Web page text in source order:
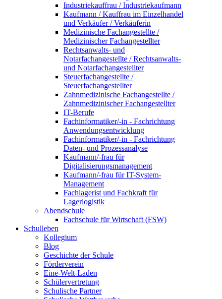
Industriekauffrau / Industriekaufmann
Kaufmann / Kauffrau im Einzelhandel
und Verkäufer / Verkäuferin
Medizinische Fachangestellte /
Medizinischer Fachangestellter
Rechtsanwalts- und
Notarfachangestellte / Rechtsanwalts-
und Notarfachangestellter
Steuerfachangestellte /
Steuerfachangestellter
Zahnmedizinische Fachangestellte /
Zahnmedizinischer Fachangestellter
IT-Berufe
Fachinformatiker/-in - Fachrichtung
Anwendungsentwicklung
Fachinformatiker/-in - Fachrichtung
Daten- und Prozessanalyse
Kaufmann/-frau für
Digitalisierungsmanagement
Kaufmann/-frau für IT-System-
Management
Fachlagerist und Fachkraft für
Lagerlogistik
Abendschule
Fachschule für Wirtschaft (FSW)
Schulleben
Kollegium
Blog
Geschichte der Schule
Förderverein
Eine-Welt-Laden
Schülervertretung
Schulische Partner